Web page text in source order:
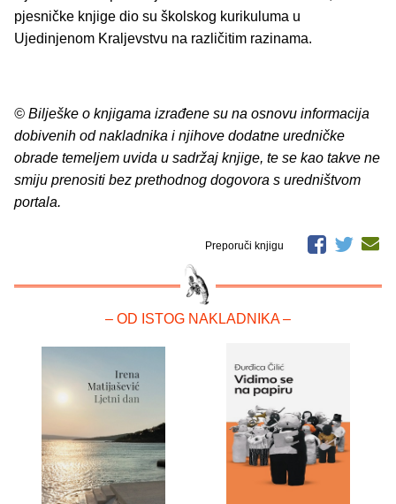
pjesničke knjige dio su školskog kurikuluma u
Ujedinjenom Kraljevstvu na različitim razinama.
© Bilješke o knjigama izrađene su na osnovu informacija
dobivenih od nakladnika i njihove dodatne uredničke
obrade temeljem uvida u sadržaj knjige, te se kao takve ne
smiju prenositi bez prethodnog dogovora s uredništvom
portala.
Preporuči knjigu
– OD ISTOG NAKLADNIKA –